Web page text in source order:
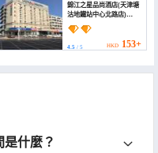
錦江之星品尚酒店(天津塘
沽地鐵站中心北路店)
(Jinjiang Inn Select
Hotel (Tianjin Tanggu
Subway Station
Zhongxin North Road))
4.5/ 5 HKD 153+
什麼？